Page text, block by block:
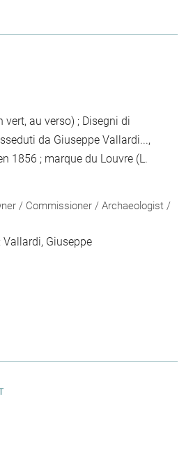
vert, au verso) ; Disegni di
da Giuseppe Vallardi...,
1856 ; marque du Louvre (L.
/ Commissioner / Archaeologist /
Vallardi, Giuseppe